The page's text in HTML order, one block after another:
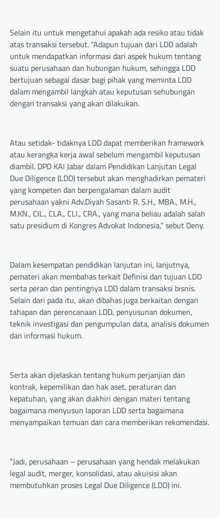
Selain itu untuk mengetahui apakah ada resiko atau tidak
atas transaksi tersebut. “Adapun tujuan dari LDD adalah
untuk mendapatkan informasi dari aspek hukum tentang
suatu perusahaan dan hubungan hukum, sehingga LDD
bertujuan sebagai dasar bagi pihak yang meminta LDD
dalam mengambil langkah atau keputusan sehubungan
dengan transaksi yang akan dilakukan.
Atau setidak- tidaknya LDD dapat memberikan framework
atau kerangka kerja awal sebelum mengambil keputusan
diambil. DPD KAI Jabar dalam Pendidikan Lanjutan Legal
Due Diligence (LDD) tersebut akan menghadirkan pemateri
yang kompeten dan berpengalaman dalam audit
perusahaan yakni Adv.Diyah Sasanti R. S.H., MBA., M.H.,
M.KN., CIL., CLA., CLI., CRA., yang mana beliau adalah salah
satu presidium di Kongres Advokat Indonesia,” sebut Deny.
Dalam kesempatan pendidikan lanjutan ini, lanjutnya,
pemateri akan membahas terkait Definisi dan tujuan LDD
serta peran dan pentingnya LDD dalam transaksi bisnis.
Selain dari pada itu, akan dibahas juga berkaitan dengan
tahapan dan perencanaan LDD, penyusunan dokumen,
teknik investigasi dan pengumpulan data, analisis dokumen
dan informasi hukum.
Serta akan dijelaskan tentang hukum perjanjian dan
kontrak, kepemilikan dan hak aset, peraturan dan
kepatuhan, yang akan diakhiri dengan materi tentang
bagaimana menyusun laporan LDD serta bagaimana
menyampaikan temuan dan cara memberikan rekomendasi.
“Jadi, perusahaan – perusahaan yang hendak melakukan
legal audit, merger, konsolidasi, atau akuisisi akan
membutuhkan proses Legal Due Diligence (LDD) ini.